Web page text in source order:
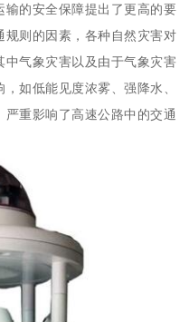
的安全保障提出了更高的要
则的因素，各种自然灾害对
气象灾害以及由于气象灾害
如低能见度浓雾、强降水、
重影响了高速公路中的交通